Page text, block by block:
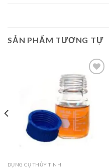
SẢN PHẨM TƯƠNG TỰ
Add to
wishlist
DỤNG CỤ THỦY TINH